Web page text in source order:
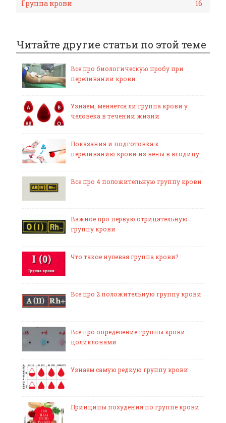
Группа крови
16
Читайте другие статьи по этой теме
Все про биологическую пробу при
переливании крови
Узнаем, меняется ли группа крови у
человека в течении жизни
Показания и подготовка к
переливанию крови из вены в ягодицу
Все про 4 положительную группу крови
Важное про первую отрицательную
группу крови
Что такое нулевая группа крови?
Все про 2 положительную группу крови
Все про определение группы крови
цоликлонами
Узнаем самую редкую группу крови
Принципы похудения по группе крови